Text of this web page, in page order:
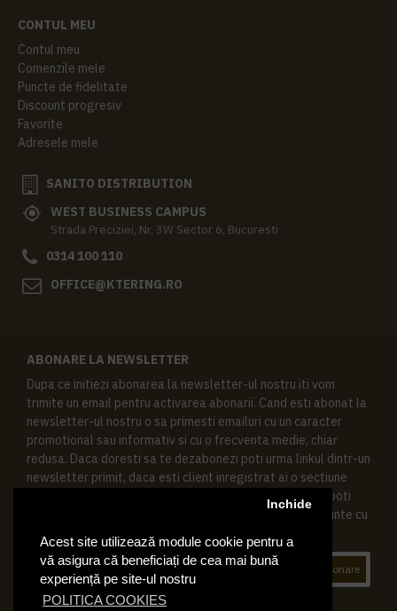
Acest site utilizează module cookie pentru a
vă asigura că beneficiați de cea mai bună
experiență pe site-ul nostru
POLITICA COOKIES
Inchide
CONTUL MEU
Contul meu
Comenzile mele
Puncte de fidelitate
Discount progresiv
Favorite
Adresele mele
SANITO DISTRIBUTION
WEST BUSINESS CAMPUS
Strada Preciziei, Nr, 3W Sector 6, Bucuresti
0314 100 110
OFFICE@KTERING.RO
ABONARE LA NEWSLETTER
Dupa ce initiezi abonarea la newsletter-ul nostru iti vom
trimite un email pentru activarea abonarii. Cand esti abonat la
newsletter-ul nostru o sa primesti emailuri cu un caracter
promotional sau informativ si cu o frecventa medie, chiar
redusa. Daca doresti sa te dezabonezi poti urma linkul dintr-un
newsletter primit, daca esti client inregistrat ai o sectiune
speciala in contul tau in acest scop, si de asemenea ne poti
contacta oricand pe email pentru orice intrebari sau cerinte cu
Abonare